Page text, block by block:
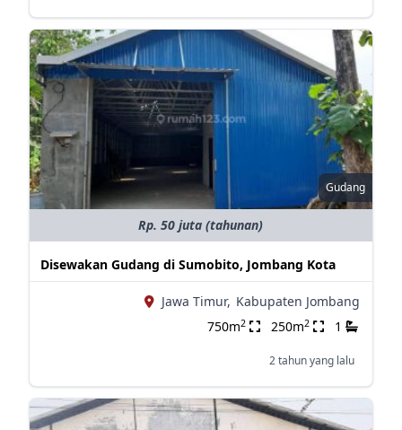
Gudang
Rp. 50 juta (tahunan)
Disewakan Gudang di Sumobito, Jombang Kota
Jawa Timur, Kabupaten Jombang
750m2 250m2 1
2 tahun yang lalu